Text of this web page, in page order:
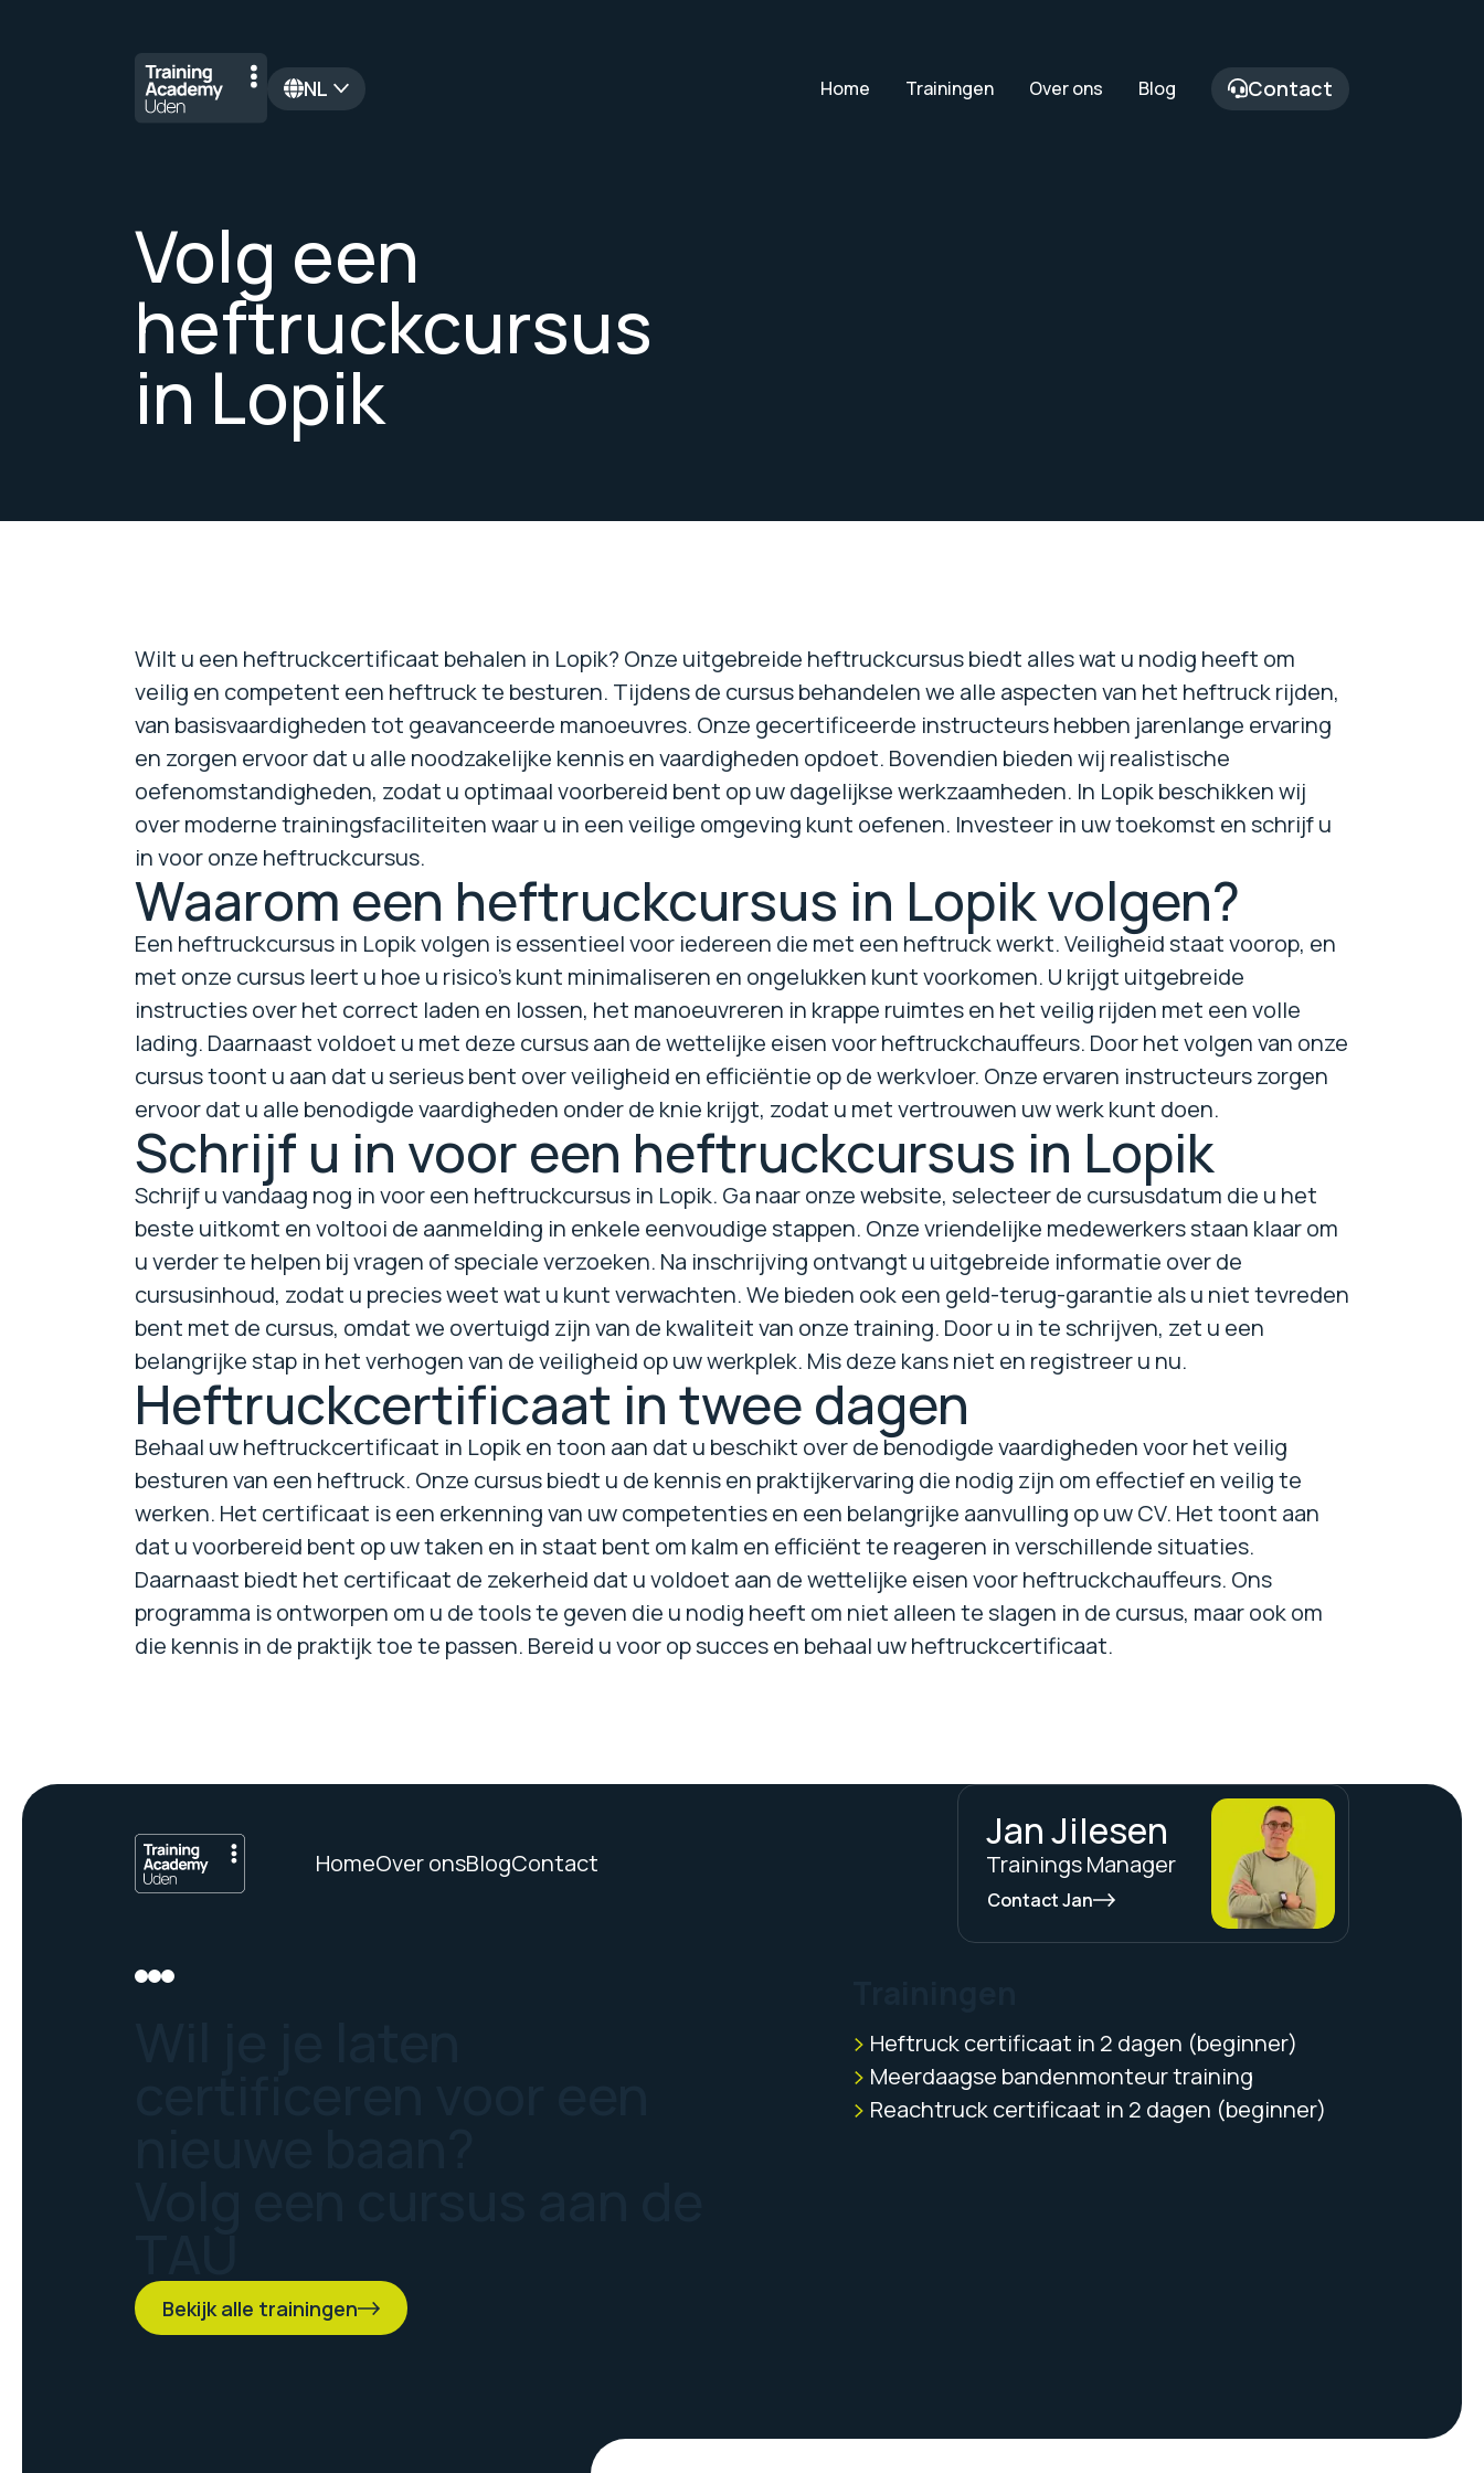
NL Home Trainingen Over ons Blog Contact
Volg een
heftruckcursus
in Lopik
Wilt u een heftruckcertificaat behalen in Lopik? Onze uitgebreide heftruckcursus biedt alles wat u nodig heeft om
veilig en competent een heftruck te besturen. Tijdens de cursus behandelen we alle aspecten van het heftruck rijden,
van basisvaardigheden tot geavanceerde manoeuvres. Onze gecertificeerde instructeurs hebben jarenlange ervaring
en zorgen ervoor dat u alle noodzakelijke kennis en vaardigheden opdoet. Bovendien bieden wij realistische
oefenomstandigheden, zodat u optimaal voorbereid bent op uw dagelijkse werkzaamheden. In Lopik beschikken wij
over moderne trainingsfaciliteiten waar u in een veilige omgeving kunt oefenen. Investeer in uw toekomst en schrijf u
in voor onze heftruckcursus.
Waarom een heftruckcursus in Lopik volgen?
Een heftruckcursus in Lopik volgen is essentieel voor iedereen die met een heftruck werkt. Veiligheid staat voorop, en
met onze cursus leert u hoe u risico's kunt minimaliseren en ongelukken kunt voorkomen. U krijgt uitgebreide
instructies over het correct laden en lossen, het manoeuvreren in krappe ruimtes en het veilig rijden met een volle
lading. Daarnaast voldoet u met deze cursus aan de wettelijke eisen voor heftruckchauffeurs. Door het volgen van onze
cursus toont u aan dat u serieus bent over veiligheid en efficiëntie op de werkvloer. Onze ervaren instructeurs zorgen
ervoor dat u alle benodigde vaardigheden onder de knie krijgt, zodat u met vertrouwen uw werk kunt doen.
Schrijf u in voor een heftruckcursus in Lopik
Schrijf u vandaag nog in voor een heftruckcursus in Lopik. Ga naar onze website, selecteer de cursusdatum die u het
beste uitkomt en voltooi de aanmelding in enkele eenvoudige stappen. Onze vriendelijke medewerkers staan klaar om
u verder te helpen bij vragen of speciale verzoeken. Na inschrijving ontvangt u uitgebreide informatie over de
cursusinhoud, zodat u precies weet wat u kunt verwachten. We bieden ook een geld-terug-garantie als u niet tevreden
bent met de cursus, omdat we overtuigd zijn van de kwaliteit van onze training. Door u in te schrijven, zet u een
belangrijke stap in het verhogen van de veiligheid op uw werkplek. Mis deze kans niet en registreer u nu.
Heftruckcertificaat in twee dagen
Behaal uw heftruckcertificaat in Lopik en toon aan dat u beschikt over de benodigde vaardigheden voor het veilig
besturen van een heftruck. Onze cursus biedt u de kennis en praktijkervaring die nodig zijn om effectief en veilig te
werken. Het certificaat is een erkenning van uw competenties en een belangrijke aanvulling op uw CV. Het toont aan
dat u voorbereid bent op uw taken en in staat bent om kalm en efficiënt te reageren in verschillende situaties.
Daarnaast biedt het certificaat de zekerheid dat u voldoet aan de wettelijke eisen voor heftruckchauffeurs. Ons
programma is ontworpen om u de tools te geven die u nodig heeft om niet alleen te slagen in de cursus, maar ook om
die kennis in de praktijk toe te passen. Bereid u voor op succes en behaal uw heftruckcertificaat.
HomeOver onsBlogContact
Jan Jilesen
Trainings Manager
Contact Jan
Bekijk alle trainingen
Heftruck certificaat in 2 dagen (beginner)
Meerdaagse bandenmonteur training
Reachtruck certificaat in 2 dagen (beginner)